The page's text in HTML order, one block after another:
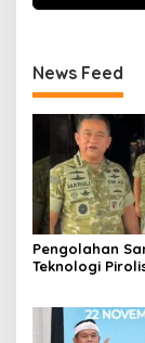
News Feed
Pengolahan
Teknologi
Barat